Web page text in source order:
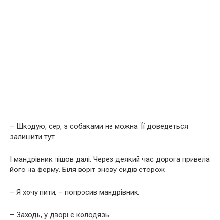
– Шкодую, сер, з собаками не можна. Її доведеться
залишити тут.
І мандрівник пішов далі. Через деякий час дорога привела
його на ферму. Біля воріт знову сидів сторож.
– Я хочу пити, – попросив мандрівник.
– Заходь, у дворі є колодязь.